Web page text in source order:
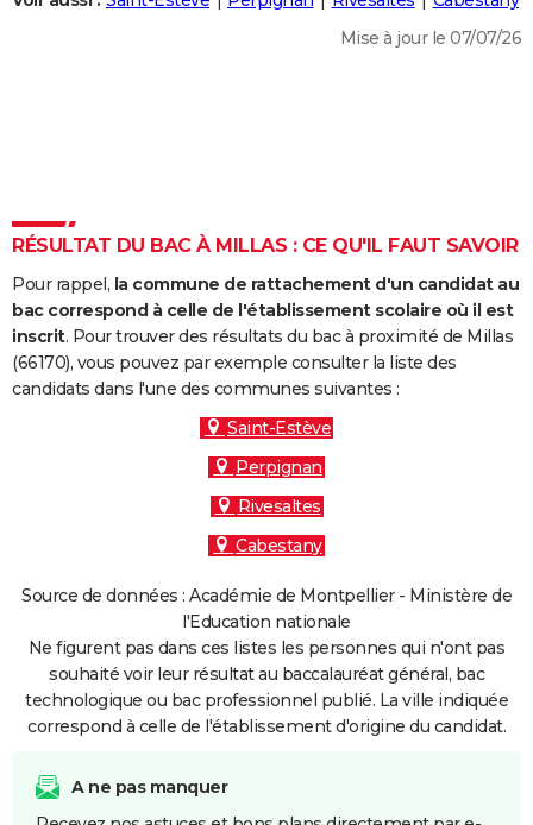
DICTIONNAIRE
COPAINS D'AVANT
S'inscrire
Se connecter
Lycées
Collèges
Primaires
Universités
Entreprises
Service militaire
Avis de recherche
AVIS DE DÉCÈS
Mise à jour le 07/07/26
RÉSULTAT DU BAC À MILLAS : CE QU'IL FAUT SAVOIR
Pour rappel, la commune de rattachement d'un candidat au
bac correspond à celle de l'établissement scolaire où il est
inscrit. Pour trouver des résultats du bac à proximité de Millas
(66170), vous pouvez par exemple consulter la liste des
candidats dans l'une des communes suivantes :
Saint-Estève
Perpignan
Rivesaltes
Cabestany
Source de données : Académie de Montpellier - Ministère de
l'Education nationale
Ne figurent pas dans ces listes les personnes qui n'ont pas
souhaité voir leur résultat au baccalauréat général, bac
technologique ou bac professionnel publié. La ville indiquée
correspond à celle de l'établissement d'origine du candidat.
A ne pas manquer